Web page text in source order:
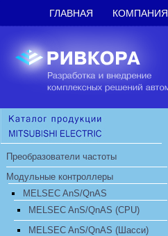
ГЛАВНАЯ КОМПАНИЯ
Преобразователи частоты
Модульные контроллеры
MELSEC AnS/QnAS
MELSEC AnS/QnAS (CPU)
MELSEC AnS/QnAS (Шасси)